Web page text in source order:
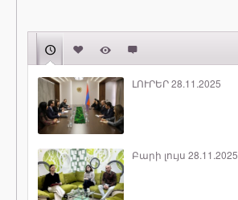
ԼՈՒՐԵՐ 28.11.2025
Բարի լույս 28.11.2025